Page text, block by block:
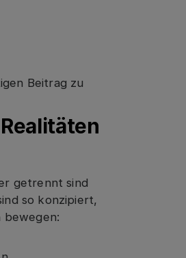
Beitrag zu
getrennt sind
so konzipiert,
bewegen: